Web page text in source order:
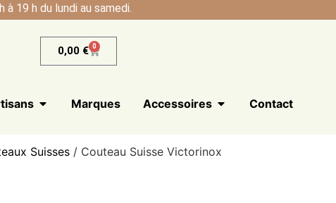
19 h du lundi au samedi.
0,00 € 0
Marques Accessoires Contact
Suisses / Couteau Suisse Victorinox